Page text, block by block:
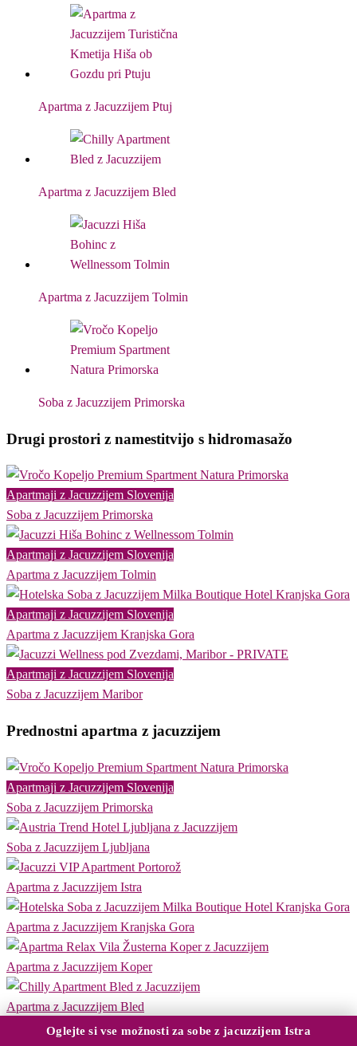
Apartma z Jacuzzijem Ptuj
Apartma z Jacuzzijem Bled
Apartma z Jacuzzijem Tolmin
Soba z Jacuzzijem Primorska
Drugi prostori z namestitvijo s hidromasažo
Apartmaji z Jacuzzijem Slovenija
Soba z Jacuzzijem Primorska
Apartmaji z Jacuzzijem Slovenija
Apartma z Jacuzzijem Tolmin
Apartmaji z Jacuzzijem Slovenija
Apartma z Jacuzzijem Kranjska Gora
Apartmaji z Jacuzzijem Slovenija
Soba z Jacuzzijem Maribor
Prednostni apartma z jacuzzijem
Apartmaji z Jacuzzijem Slovenija
Soba z Jacuzzijem Primorska
Soba z Jacuzzijem Ljubljana
Apartma z Jacuzzijem Istra
Apartma z Jacuzzijem Kranjska Gora
Apartma z Jacuzzijem Koper
Apartma z Jacuzzijem Bled
Oglejte si vse možnosti za sobe z jacuzzijem Istra